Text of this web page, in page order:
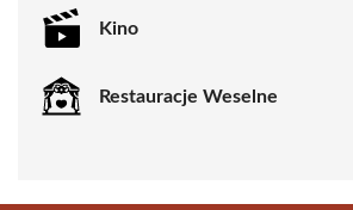
Kino
Restauracje Weselne